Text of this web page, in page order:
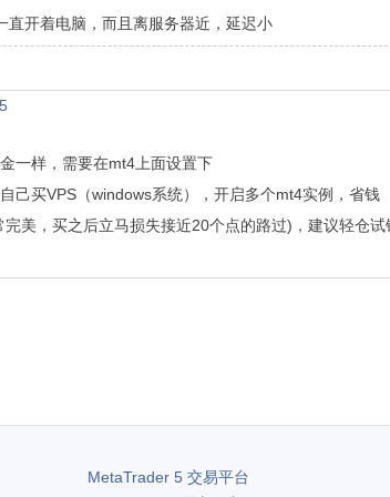
直开着电脑，而且离服务器近，延迟小
一样，需要在mt4上面设置下
己买VPS（windows系统），开启多个mt4实例，省钱
美，买之后立马损失接近20个点的路过)，建议轻仓试
MetaTrader 5交易平台